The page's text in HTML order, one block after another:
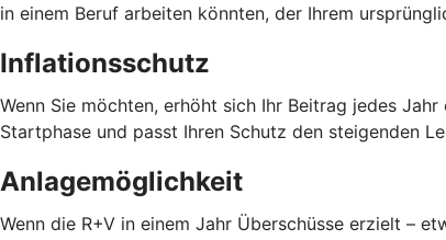
in einem Beruf arbeiten könnten, der Ihrem
Inflationsschutz
Wenn Sie möchten, erhöht sich Ihr Beitrag jedes
Startphase und passt Ihren Schutz den steigenden
Anlagemöglichkeit
Wenn die R+V in einem Jahr Überschüsse erzielt –